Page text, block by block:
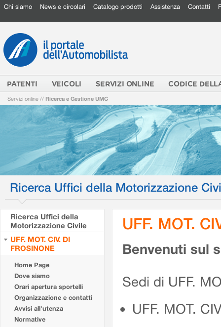
Chi siamo News e circolari Catalogo prodotti Assistenza Contatti
PATENTI VEICOLI SERVIZI ONLINE CODICE
Servizi online // Ricerca e Gestione UMC
Ricerca Uffici della Motorizzazione
Ricerca Uffici della
Motorizzazione Civile
UFF. MOT. CIV. DI
FROSINONE
Home Page
Dove siamo
Orari apertura sportelli
Organizzazione e contatti
Avvisi all'utenza
Normative
UFF. MOT.
Benvenuti sul
Sedi di UFF.
UFF. MOT.